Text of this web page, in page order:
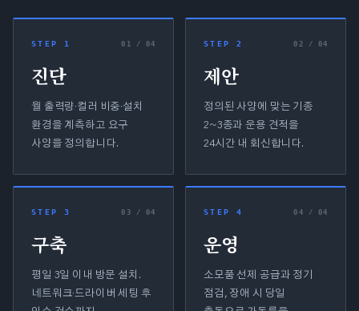
STEP 1 0 1 / 04
진단
월 출력량·컬러 비중·설치
환경을 계측하고 요구
사양을 정의합니다.
STEP 2 0 2 / 04
제안
정의된 사양에 맞는 기종
2~3종과 운용 견적을
24시간 내 회신합니다.
STEP 3 0 3 / 04
구축
평일 3일 이내 방문 설치.
네트워크·드라이버 세팅 후
STEP 4 0 4 / 04
운영
소모품 선제 공급과 정기
점검, 장애 시 당일